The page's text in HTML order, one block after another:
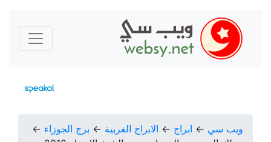
ويب سي ← ابراج ← الابراج الغربية ← برج الجوزاء ←